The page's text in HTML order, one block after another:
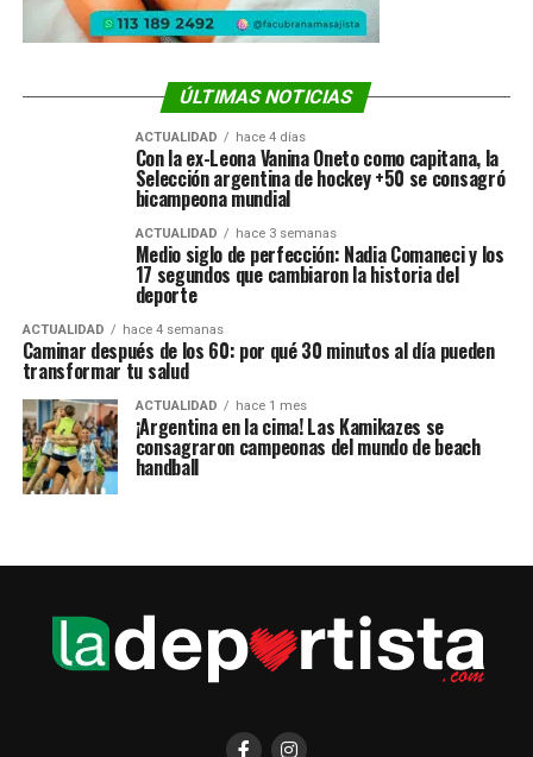
ÚLTIMAS NOTICIAS
ACTUALIDAD hace 4 días
Con la ex-Leona Vanina Oneto como capitana, la
Selección argentina de hockey +50 se consagró
bicampeona mundial
ACTUALIDAD hace 3 semanas
Medio siglo de perfección: Nadia Comaneci y los
17 segundos que cambiaron la historia del
deporte
ACTUALIDAD hace 4 semanas
Caminar después de los 60: por qué 30 minutos al día pueden
transformar tu salud
ACTUALIDAD hace 1 mes
¡Argentina en la cima! Las Kamikazes se
consagraron campeonas del mundo de beach
handball